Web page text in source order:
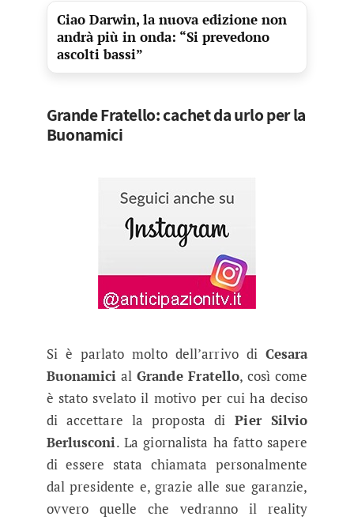
Ciao Darwin, la nuova edizione non
andrà più in onda: “Si prevedono
ascolti bassi”
Grande Fratello: cachet da urlo per la
Buonamici
Si è parlato molto dell’arrivo di Cesara
Buonamici alGrande Fratello, così come
è stato svelato il motivo per cui ha deciso
di accettare la proposta di Pier Silvio
Berlusconi. La giornalista ha fatto sapere
di essere stata chiamata personalmente
dal presidente e, grazie alle sue garanzie,
ovvero quelle che vedranno il reality